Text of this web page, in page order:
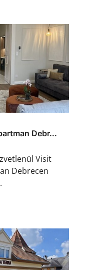
Debr...
Visit
Debrecen